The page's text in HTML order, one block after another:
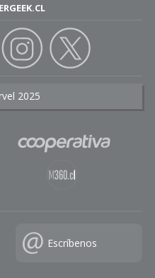
2025
Escríbenos